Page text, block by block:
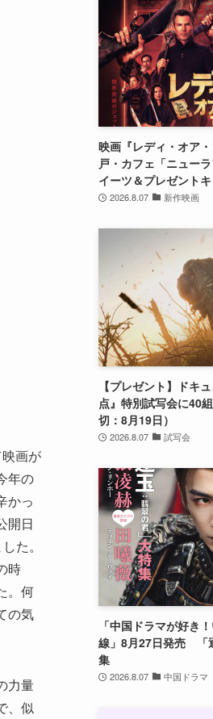
画が
年の
かっ
開日
た。
時
。何
の気
力量
、似
映画『レディ・オア
戸・カフェ「ニュー
イーツ＆プレゼント
2026.8.07 新作映画
【プレゼント】ドキ
点』特別試写会に40
切：8月19日）
2026.8.07 試写会
「中国ドラマが好き
線」8月27日発売 「
集
2026.8.07 中国ドラマ